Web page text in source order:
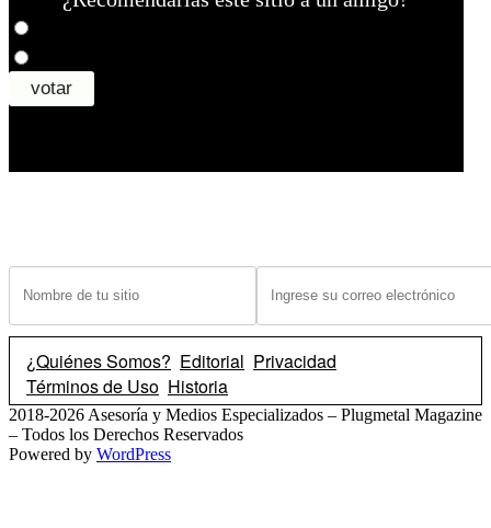
¿Quiénes Somos? Editorial Privacidad
Términos de Uso Historia
2018-2026 Asesoría y Medios Especializados – Plugmetal Magazine
– Todos los Derechos Reservados
Powered by WordPress